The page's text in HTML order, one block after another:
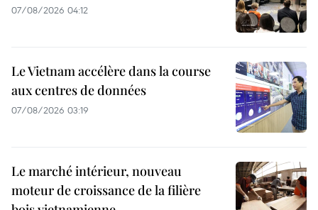
07/08/2026 04:12
Le Vietnam accélère dans la course
aux centres de données
07/08/2026 03:19
Le marché intérieur, nouveau
moteur de croissance de la filière